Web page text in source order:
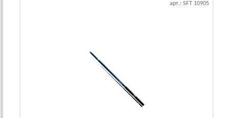
арт.: SFT 10905